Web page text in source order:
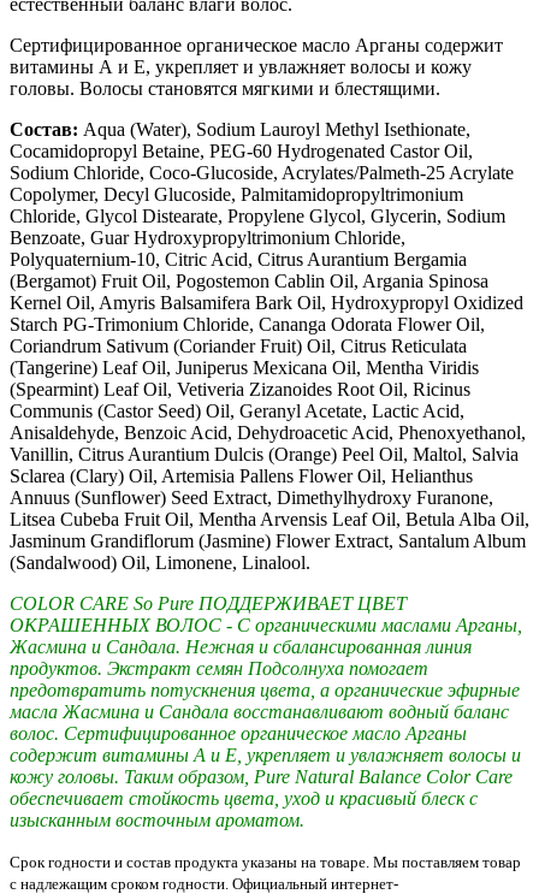
Сертифицированное органическое масло Арганы содержит
витамины А и Е, укрепляет и увлажняет волосы и кожу
головы. Волосы становятся мягкими и блестящими.
Cостав: Aqua (Water), Sodium Lauroyl Methyl Isethionate,
Cocamidopropyl Betaine, PEG-60 Hydrogenated Castor Oil,
Sodium Chloride, Coco-Glucoside, Acrylates/Palmeth-25 Acrylate
Copolymer, Decyl Glucoside, Palmitamidopropyltrimonium
Chloride, Glycol Distearate, Propylene Glycol, Glycerin, Sodium
Benzoate, Guar Hydroxypropyltrimonium Chloride,
Polyquaternium-10, Citric Acid, Citrus Aurantium Bergamia
(Bergamot) Fruit Oil, Pogostemon Cablin Oil, Argania Spinosa
Kernel Oil, Amyris Balsamifera Bark Oil, Hydroxypropyl Oxidized
Starch PG-Trimonium Chloride, Cananga Odorata Flower Oil,
Coriandrum Sativum (Coriander Fruit) Oil, Citrus Reticulata
(Tangerine) Leaf Oil, Juniperus Mexicana Oil, Mentha Viridis
(Spearmint) Leaf Oil, Vetiveria Zizanoides Root Oil, Ricinus
Communis (Castor Seed) Oil, Geranyl Acetate, Lactic Acid,
Anisaldehyde, Benzoic Acid, Dehydroacetic Acid, Phenoxyethanol,
Vanillin, Citrus Aurantium Dulcis (Orange) Peel Oil, Maltol, Salvia
Sclarea (Clary) Oil, Artemisia Pallens Flower Oil, Helianthus
Annuus (Sunflower) Seed Extract, Dimethylhydroxy Furanone,
Litsea Cubeba Fruit Oil, Mentha Arvensis Leaf Oil, Betula Alba Oil,
Jasminum Grandiflorum (Jasmine) Flower Extract, Santalum Album
(Sandalwood) Oil, Limonene, Linalool.
COLOR CARE So Pure ПОДДЕРЖИВАЕТ ЦВЕТ
ОКРАШЕННЫХ ВОЛОС - С органическими маслами Арганы,
Жасмина и Сандала. Нежная и сбалансированная линия
продуктов. Экстракт семян Подсолнуха помогает
предотвратить потускнения цвета, а органические эфирные
масла Жасмина и Сандала восстанавливают водный баланс
волос. Сертифицированное органическое масло Арганы
содержит витамины А и Е, укрепляет и увлажняет волосы и
кожу головы. Таким образом, Pure Natural Balance Color Care
обеспечивает стойкость цвета, уход и красивый блеск с
изысканным восточным ароматом.
Срок годности и состав продукта указаны на товаре. Мы поставляем товар
с надлежащим сроком годности. Официальный интернет-